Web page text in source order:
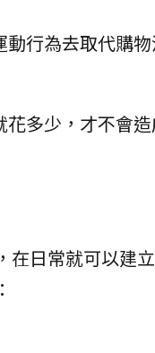
行為去取代購
多少，才不會
日常就可以建